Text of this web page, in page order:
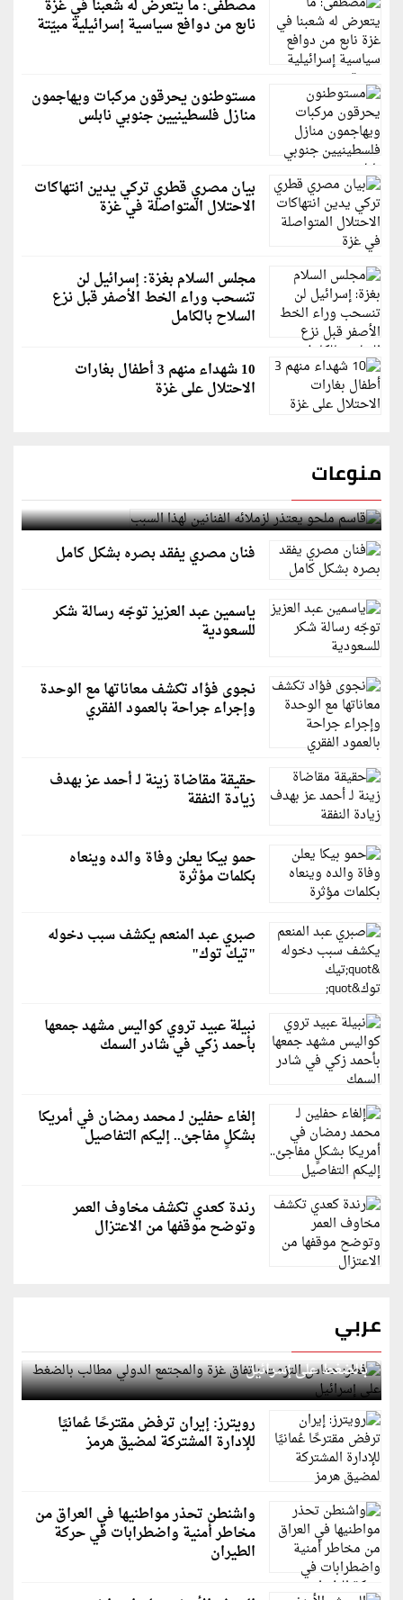
مصطفى: ما يتعرض له شعبنا في غزة
نابع من دوافع سياسية إسرائيلية مبيّتة
مستوطنون يحرقون مركبات ويهاجمون
منازل فلسطينيين جنوبي نابلس
بيان مصري قطري تركي يدين انتهاكات
الاحتلال المتواصلة في غزة
مجلس السلام بغزة: إسرائيل لن
تنسحب وراء الخط الأصفر قبل نزع
السلاح بالكامل
10 شهداء منهم 3 أطفال بغارات
الاحتلال على غزة
منوعات
قاسم ملحو يعتذر لزملائه الفنانين لهذا السبب
فنان مصري يفقد بصره بشكل كامل
ياسمين عبد العزيز توجّه رسالة شكر
للسعودية
نجوى فؤاد تكشف معاناتها مع الوحدة
وإجراء جراحة بالعمود الفقري
حقيقة مقاضاة زينة لـ أحمد عز بهدف
زيادة النفقة
حمو بيكا يعلن وفاة والده وينعاه
بكلمات مؤثرة
صبري عبد المنعم يكشف سبب دخوله
"تيك توك"
نبيلة عبيد تروي كواليس مشهد جمعها
بأحمد زكي في شادر السمك
إلغاء حفلين لـ محمد رمضان في أمريكا
بشكلٍ مفاجئ.. إليكم التفاصيل
رندة كعدي تكشف مخاوف العمر
وتوضح موقفها من الاعتزال
عربي
قطر: حماس التزمت باتفاق غزة والمجتمع الدولي مطالب
بالضغط على إسرائيل
رويترز: إيران ترفض مقترحًا عُمانيًا
للإدارة المشتركة لمضيق هرمز
واشنطن تحذر مواطنيها في العراق من
مخاطر أمنية واضطرابات في حركة
الطيران